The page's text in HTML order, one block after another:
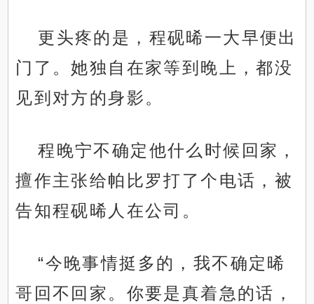
更头疼的是，程砚晞一大早便出
门了。她独自在家等到晚上，都没
见到对方的身影。
程晚宁不确定他什么时候回家，
擅作主张给帕比罗打了个电话，被
告知程砚晞人在公司。
“今晚事情挺多的，我不确定晞
哥回不回家。你要是真着急的话，